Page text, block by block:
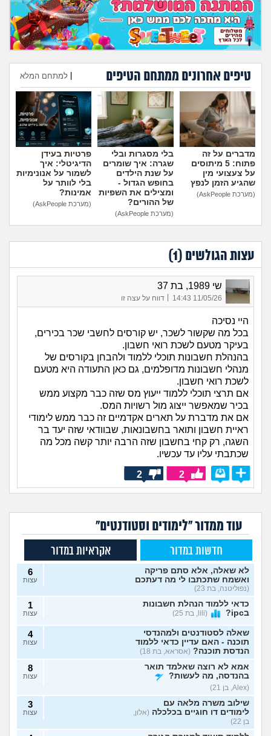
בין הסדינים
חיות מחמד
יוקר המחיה
גאווה
טיפים אחרונים ממתחם הטיפים למתחם המלא
הוספת טיפ
מדברים על זה
פתוח: 5 מיתוסים
על צעצועי מין
שהגיע הזמן לנפץ
(מערכת AskPeople)
בלי מסגרות ובלי
שגרה: איך שומרים
על שנת הילדים
בחופש הגדול -
ומצילים את השפיות
של ההורים?
(מערכת AskPeople)
פרטיות בעידן
הדיגיטלי: איך
לשמור על אנונימיות
בלי לוותר על
אמינות?
(מערכת AskPeople)
עצות הגולשים (1
)
שי 1989, בת 37
11/05/26 14:43 דווח על עצה זו
היי נסיכה
בכל מה שקשור לשכר, יש קורסים לחשבי שכר בכירים,
בעיקר מטעם לשכת רואי חשבון.
בהנהלת חשבונות תוכלי ללמוד ולהבחן בקורסים של
מנהלי חשבונות מדופלמים, גם כאן התעודה היא מטעם
לשכת רואי חשבון.
אם תרצי תוכלי ללמוד ייעוץ מס שזה כבר מקצוע ממש
בכיר שמאפשר ייצוג מול רשויות המס.
אם את מדברת על תארים אקדמיים זה כבר ממש לימודי
ראיית חשבון ותואר בחשבונאות, שבוודאי שזה יעד בר
השגה, רק קחי בחשבון שזה הרבה יותר קשה מכל מה
שכתבתי עליו עד עכשיו.
2
2
עוד ממדור "לימודים וסטודנטים"
חדשות במדור אקראיות במדור
לא שאלה, אלא סתם פריקה
ואשמח שתכתבו לי מה דעתכם
(נפוליטנה, בת 23)
6
עצות
כדאי ללמוד הנהלת חשבונות
בipc?
(lili, בת 25)
1
עצות
שאלה לסטודנטים ולמהנדסי
תוכנה - האם עדיין כדאי ללמוד
הנדסת תוכנה? (אסראא, בת 18)
4
עצות
אמא לא רוצה שאלמד תואר
בהנדסה, מה לעשות?
(Alex, בן 21)
8
עצות
שילוב משרה מלאה עם
לימודים דו חוגיים בכלכלה (אלון,
בן 22)
3
עצות